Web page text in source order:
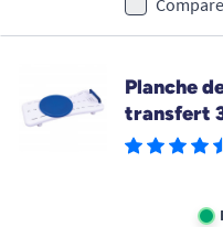
Planche
transfert